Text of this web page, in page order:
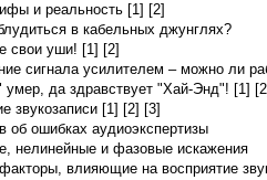
и реальность [1] [2]
в кабельных джунглях?
свои уши! [1] [2]
сигнала усилителем – можно ли
да здравствует "Хай-Энд"! [1]
звукозаписи [1] [2] [3]
об ошибках аудиоэкспертизы
нелинейные и фазовые искажения
влияющие на восприятие